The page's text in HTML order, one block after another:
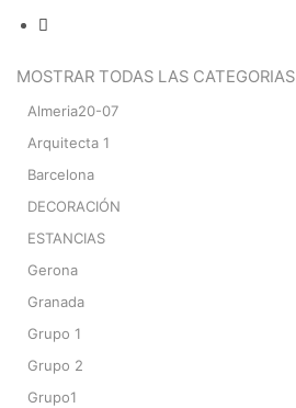
MOSTRAR TODAS LAS CATEGORIAS
Almeria20-07
Arquitecta 1
Barcelona
DECORACIÓN
ESTANCIAS
Gerona
Granada
Grupo 1
Grupo 2
Grupo1